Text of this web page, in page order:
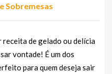
Sobremesas
receita de gelado ou delícia
vontade! É um dos
para quem deseja sair